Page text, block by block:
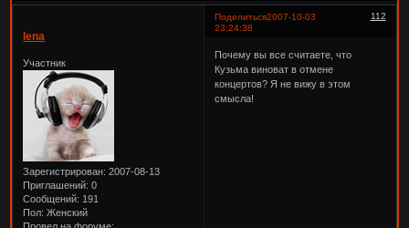
Поделиться 112
2007-10-03
23:24:38
lena
Участник
Зарегистрирован: 2007-08-13
Приглашений: 0
Сообщений: 191
Пол: Женский
Почему вы все считаете, что
Кузьма виноват в отмене
концертов? Я не вижу в этом
смысла!